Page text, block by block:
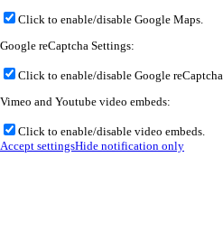
Click to enable/disable Google Maps.
Google reCaptcha Settings:
Click to enable/disable Google reCaptcha.
Vimeo and Youtube video embeds:
Click to enable/disable video embeds.
Accept settingsHide notification only